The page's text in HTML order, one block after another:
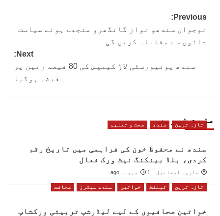
Post
navigation
Previous:
نوجوان سندھو نواز گانگھرو منجھے ہوئے سیاست
دانوں سے مقابلہ کریں گی
Next:
سندھ یونیورسٹی لاڑ کیمپس کی 80 فیصد زمین پر
قبضہ ہوگیا
مزید خبریں
تازہ ترین سندھ صحت و تعلیم
سندھ نے محفوظ خون کی فراہمی میں تاریخ رقم
کردی، بلڈ بینکنگ نیٹ ورک فعال
ماریہ اسماعیل 1 مہینہ ago
تازہ ترین ٹیلنٹ خواتین سندھ میٹرز صحافت
خواتین صحافیوں کے لیے لیڈرشپ تربیتی ورکشاپ